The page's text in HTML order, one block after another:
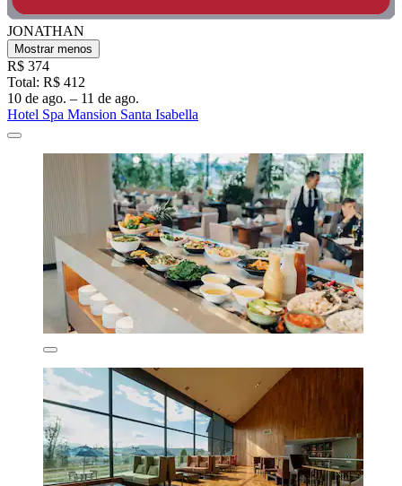
JONATHAN
Mostrar menos
R$ 374
Total: R$ 412
10 de ago. – 11 de ago.
Hotel Spa Mansion Santa Isabella